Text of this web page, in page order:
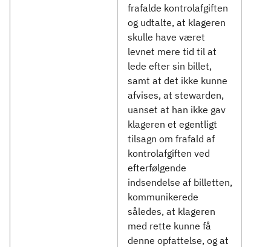
frafalde kontrolafgiften
og udtalte, at klageren
skulle have været
levnet mere tid til at
lede efter sin billet,
samt at det ikke kunne
afvises, at stewarden,
uanset at han ikke gav
klageren et egentligt
tilsagn om frafald af
kontrolafgiften ved
efterfølgende
indsendelse af billetten,
kommunikerede
således, at klageren
med rette kunne få
denne opfattelse, og at